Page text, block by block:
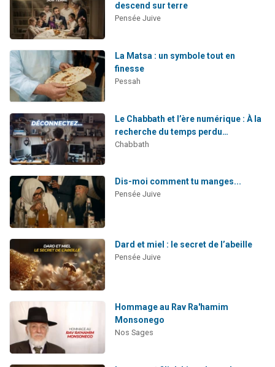
descend sur terre
Pensée Juive
La Matsa : un symbole tout en
finesse
Pessah
Le Chabbath et l’ère numérique : À la
recherche du temps perdu…
Chabbath
Dis-moi comment tu manges...
Pensée Juive
Dard et miel : le secret de l’abeille
Pensée Juive
Hommage au Rav Ra'hamim
Monsonego
Nos Sages